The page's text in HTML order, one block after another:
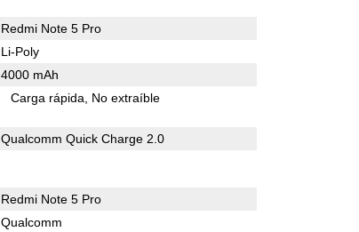
Redmi Note 5 Pro
Li-Poly
4000 mAh
Carga rápida No extraíble
Qualcomm Quick Charge 2.0
Redmi Note 5 Pro
Qualcomm